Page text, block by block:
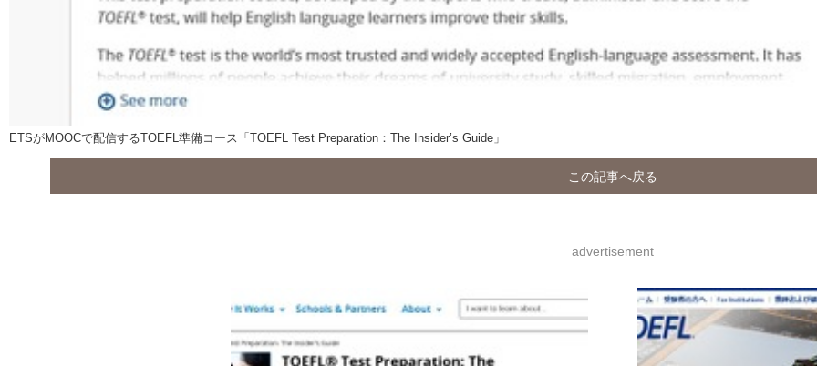
ETSがMOOCで配信するTOEFL準備コース「TOEFL Test Preparation：The Insider’s Guide」
この記事へ戻る
advertisement